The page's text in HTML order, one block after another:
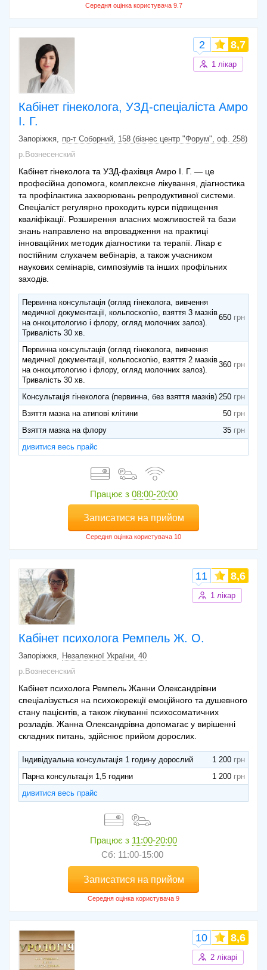
Кабінет гінеколога, УЗД-спеціаліста Амро
І. Г.
2 8,7
1 лікар
Запоріжжя
пр-т Соборний, 158 (бізнес центр "Форум", оф. 258)
р.Вознесенский
Кабінет гінеколога та УЗД-фахівця Амро І. Г. — це
професійна допомога, комплексне лікування, діагностика
та профілактика захворювань репродуктивної системи.
Спеціаліст регулярно проходить курси підвищення
кваліфікації. Розширення власних можливостей та бази
знань направлено на впровадження на практиці
інноваційних методик діагностики та терапії. Лікар є
постійним слухачем вебінарів, а також учасником
наукових семінарів, симпозіумів та інших профільних
заходів.
Первинна консультація (огляд гінеколога, вивчення
медичної документації, кольпоскопію, взяття 3 мазків
на онкоцитологию і флору, огляд молочних залоз).
Тривалість 30 хв.
650
Первинна консультація (огляд гінеколога, вивчення
медичної документації, кольпоскопію, взяття 2 мазків
на онкоцитологию і флору, огляд молочних залоз).
Тривалість 30 хв.
360
Консультація гінеколога (первинна, без взяття мазків) 250
Взяття мазка на атипові клітини
50
Взяття мазка на флору
35
дивитися весь прайс
Працює з 08:00-20:00
Записатися на прийом
Кабінет психолога Ремпель Ж. О.
11 8,6
1 лікар
Запоріжжя
Незалежної України, 40
р.Вознесенский
Кабінет психолога Ремпель Жанни Олександрівни
спеціалізується на психокорекції емоційного та душевного
стану пацієнтів, а також лікуванні психосоматичних
розладів. Жанна Олександрівна допомагає у вирішенні
складних питань, здійснює прийом дорослих.
Індивідуальна консультація 1 годину дорослий
1 200
Парна консультація 1,5 години
1 200
дивитися весь прайс
Працює з 11:00-20:00
Сб: 11:00-15:00
Записатися на прийом
10 8,6
2 лікарі